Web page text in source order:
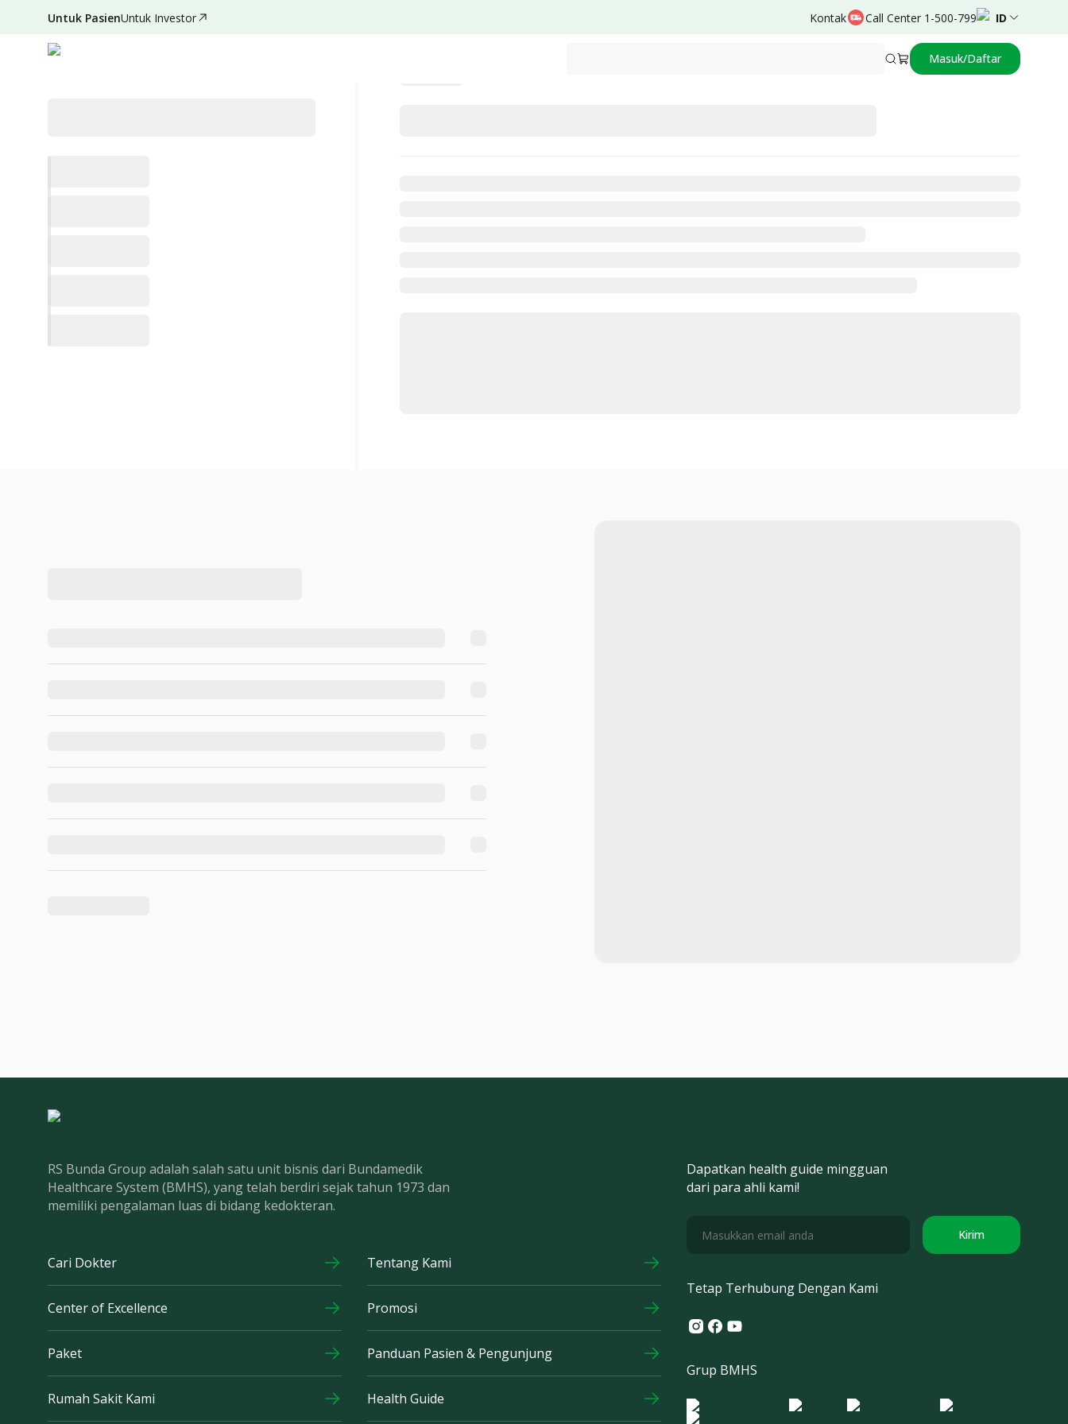
Untuk PasienUntuk Investor Kontak Call Center 1-500-799 ID
Masuk/Daftar
RS Bunda Group adalah salah satu unit bisnis dari Bundamedik
Healthcare System (BMHS), yang telah berdiri sejak tahun 1973 dan
memiliki pengalaman luas di bidang kedokteran.
Cari Dokter Tentang Kami
Center of Excellence Promosi
Paket Panduan Pasien & Pengunjung
Rumah Sakit Kami Health Guide
Dapatkan health guide mingguan
dari para ahli kami!
Kirim
Tetap Terhubung Dengan Kami
Instagram
Facebook
Youtube
Grup BMHS
Logo Morula IFV Logo ER Logo Diagnos
Logo IRSI